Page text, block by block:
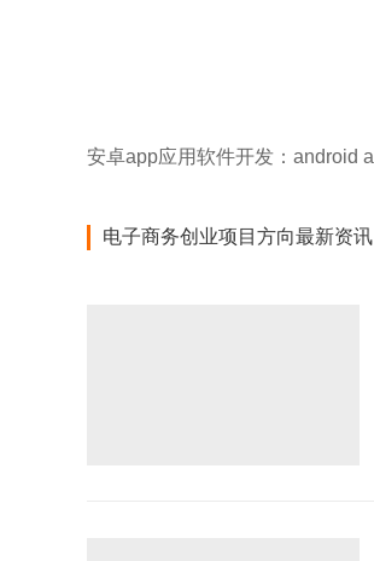
电子商务创业项目方向最新资讯